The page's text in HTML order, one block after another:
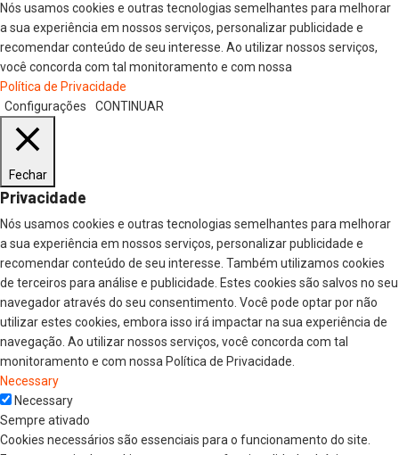
Nós usamos cookies e outras tecnologias semelhantes para melhorar
a sua experiência em nossos serviços, personalizar publicidade e
recomendar conteúdo de seu interesse. Ao utilizar nossos serviços,
você concorda com tal monitoramento e com nossa
Política de Privacidade
Configurações
CONTINUAR
Fechar
Privacidade
Nós usamos cookies e outras tecnologias semelhantes para melhorar
a sua experiência em nossos serviços, personalizar publicidade e
recomendar conteúdo de seu interesse. Também utilizamos cookies
de terceiros para análise e publicidade. Estes cookies são salvos no seu
navegador através do seu consentimento. Você pode optar por não
utilizar estes cookies, embora isso irá impactar na sua experiência de
navegação. Ao utilizar nossos serviços, você concorda com tal
monitoramento e com nossa Política de Privacidade.
Necessary
Necessary
Sempre ativado
Cookies necessários são essenciais para o funcionamento do site.